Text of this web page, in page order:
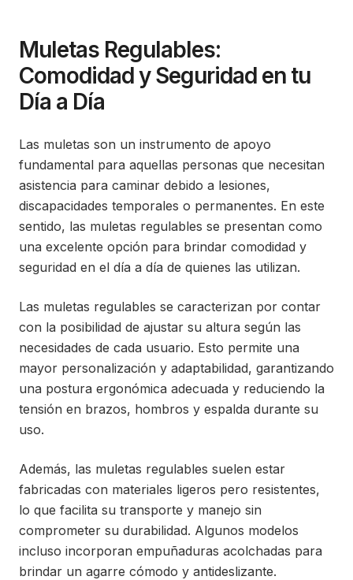
Muletas Regulables:
Comodidad y Seguridad en tu
Día a Día
Las muletas son un instrumento de apoyo
fundamental para aquellas personas que necesitan
asistencia para caminar debido a lesiones,
discapacidades temporales o permanentes. En este
sentido, las muletas regulables se presentan como
una excelente opción para brindar comodidad y
seguridad en el día a día de quienes las utilizan.
Las muletas regulables se caracterizan por contar
con la posibilidad de ajustar su altura según las
necesidades de cada usuario. Esto permite una
mayor personalización y adaptabilidad, garantizando
una postura ergonómica adecuada y reduciendo la
tensión en brazos, hombros y espalda durante su
uso.
Además, las muletas regulables suelen estar
fabricadas con materiales ligeros pero resistentes,
lo que facilita su transporte y manejo sin
comprometer su durabilidad. Algunos modelos
incluso incorporan empuñaduras acolchadas para
brindar un agarre cómodo y antideslizante.